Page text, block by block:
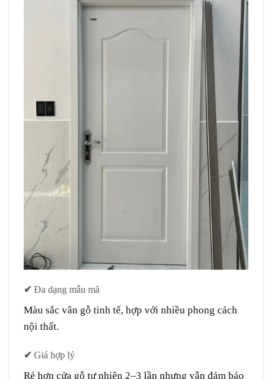
✔ Đa dạng mẫu mã
Màu sắc vân gỗ tinh tế, hợp với nhiều phong cách
nội thất.
✔ Giá hợp lý
Rẻ hơn cửa gỗ tự nhiên 2–3 lần nhưng vẫn đảm bảo